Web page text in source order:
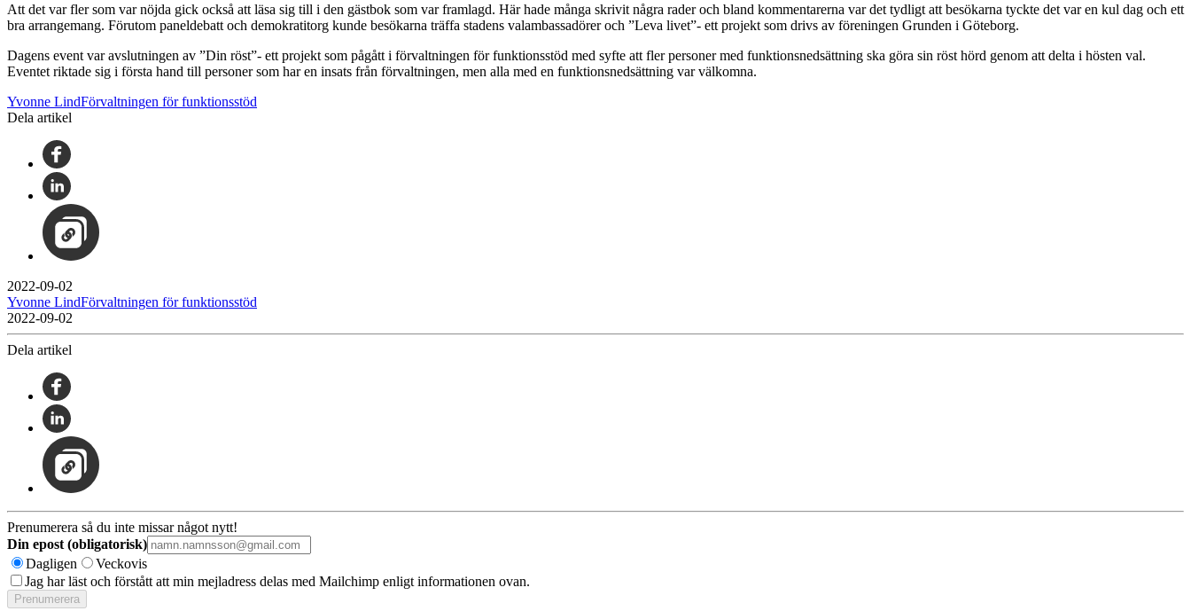
Att det var fler som var nöjda gick också att läsa sig till i den gästbok som var framlagd. Här hade många skrivit några rader och bland kommentarerna var det tydligt att besökarna tyckte det var en kul dag och ett
bra arrangemang. Förutom paneldebatt och demokratitorg kunde besökarna träffa stadens valambassadörer och ”Leva livet”- ett projekt som drivs av föreningen Grunden i Göteborg.
Dagens event var avslutningen av ”Din röst”- ett projekt som pågått i förvaltningen för funktionsstöd med syfte att fler personer med funktionsnedsättning ska göra sin röst hörd genom att delta i hösten val.
Eventet riktade sig i första hand till personer som har en insats från förvaltningen, men alla med en funktionsnedsättning var välkomna.
Yvonne LindFörvaltningen för funktionsstöd
Dela artikel
2022-09-02
Yvonne LindFörvaltningen för funktionsstöd
2022-09-02
Dela artikel
Prenumerera så du inte missar något nytt!
Din epost (obligatorisk)
Dagligen
Veckovis
Jag har läst och förstått att min mejladress delas med Mailchimp enligt informationen ovan.